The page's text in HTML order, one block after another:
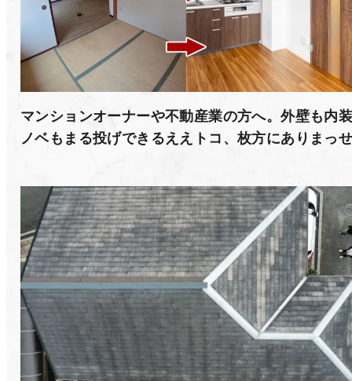
マンションオーナーや不動産業の方へ。外壁も内
ノベもまる投げできるええトコ、枚方にありまっ